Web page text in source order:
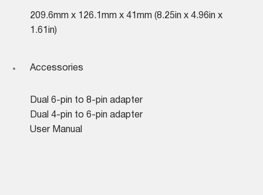
209.6mm x 126.1mm x 41mm (8.25in x 4.96in x
1.61in)
Accessories
Dual 6-pin to 8-pin adapter
Dual 4-pin to 6-pin adapter
User Manual